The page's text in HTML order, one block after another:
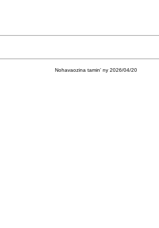
Nohavaozina tamin' ny 2026/04/20